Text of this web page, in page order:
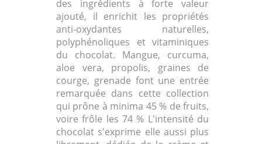
des ingrédients à forte valeur
ajouté, il enrichit les propriétés
anti-oxydantes naturelles,
polyphénoliques et vitaminiques
du chocolat. Mangue, curcuma,
aloe vera, propolis, graines de
courge, grenade font une entrée
remarquée dans cette collection
qui prône à minima 45 % de fruits,
voire frôle les 74 % L'intensité du
chocolat s'exprime elle aussi plus